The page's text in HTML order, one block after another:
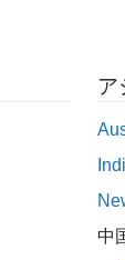
ア
中